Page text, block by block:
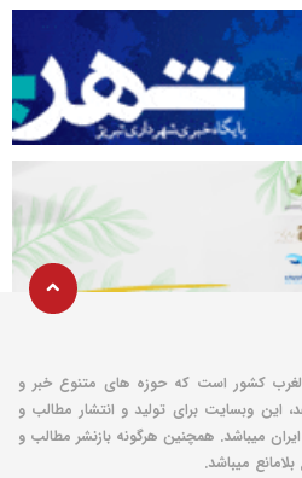
کشور است که حوزه های متنوع خبر و
وبسایت برای تولید و انتشار مطالب و
میباشد. همچنین هرگونه بازنشر مطالب و
میباشد.